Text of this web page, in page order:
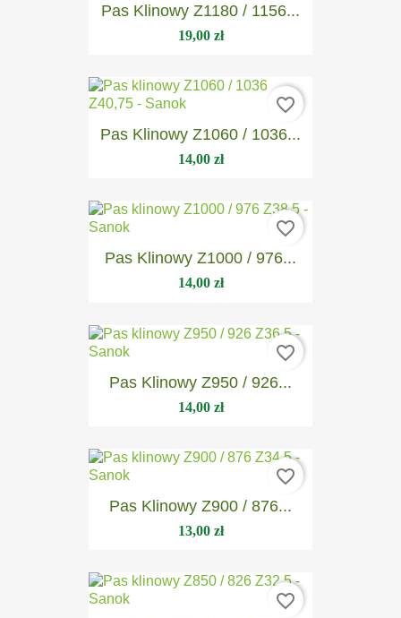
Pas Klinowy Z1180 / 1156...
19,00 zł
Pas Klinowy Z1060 / 1036...
14,00 zł
favorite_border
Pas Klinowy Z1000 / 976...
14,00 zł
favorite_border
Pas Klinowy Z950 / 926...
14,00 zł
favorite_border
Pas Klinowy Z900 / 876...
13,00 zł
favorite_border
favorite_border